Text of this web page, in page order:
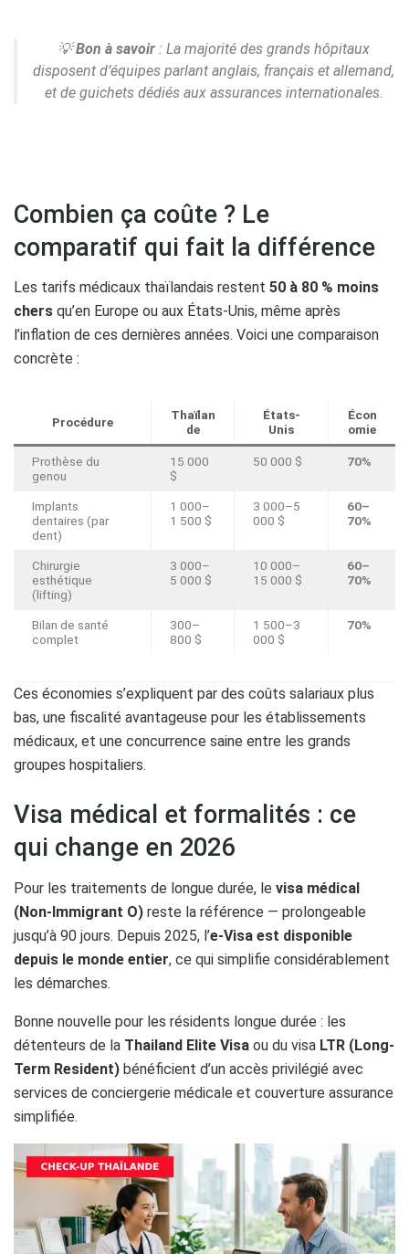
💡Bon à savoir : La majorité des grands hôpitaux
disposent d’équipes parlant anglais, français et allemand,
et de guichets dédiés aux assurances internationales.
Combien ça coûte ? Le
comparatif qui fait la différence
Les tarifs médicaux thaïlandais restent 50 à 80 % moins
chers qu’en Europe ou aux États-Unis, même après
l’inflation de ces dernières années. Voici une comparaison
concrète :
Procédure
Thaïlan
de
États-
Unis
Écon
omie
Prothèse du
genou
15 000
$
50 000 $ 70%
Implants
dentaires (par
dent)
1 000–
1 500 $
3 000–5
000 $
60–
70%
Chirurgie
esthétique
(lifting)
3 000–
5 000 $
10 000–
15 000 $
60–
70%
Bilan de santé
complet
300–
800 $
1 500–3
000 $
70%
Ces économies s’expliquent par des coûts salariaux plus
bas, une fiscalité avantageuse pour les établissements
médicaux, et une concurrence saine entre les grands
groupes hospitaliers.
Visa médical et formalités : ce
qui change en 2026
Pour les traitements de longue durée, le visa médical
(Non-Immigrant O) reste la référence — prolongeable
jusqu’à 90 jours. Depuis 2025, l’e-Visa est disponible
depuis le monde entier, ce qui simplifie considérablement
les démarches.
Bonne nouvelle pour les résidents longue durée : les
détenteurs de la Thailand Elite Visa ou du visa LTR (Long-
Term Resident) bénéficient d’un accès privilégié avec
services de conciergerie médicale et couverture assurance
simplifiée.